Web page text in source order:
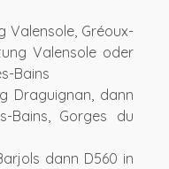
Valensole, Gréoux-
Valensole oder
Bains
Draguignan, dann
Bains, Gorges du
dann D560 in